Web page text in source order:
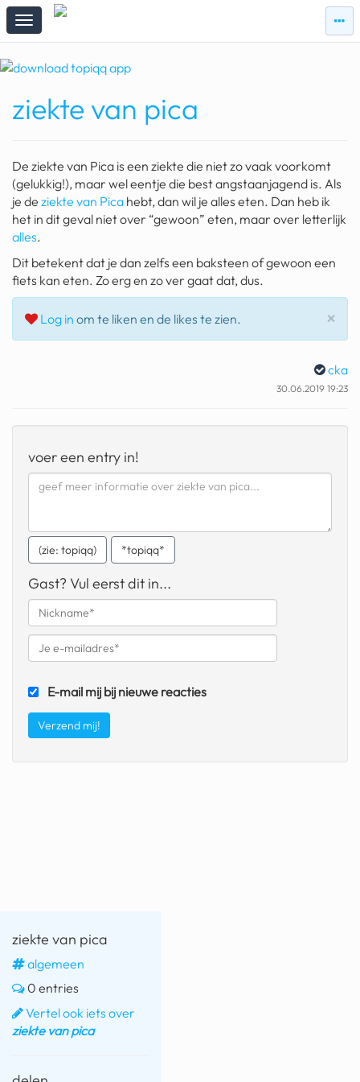
zie
topiqqs
zie
#vandaag
Topiqqs Reacties
ark van noach
pokemon kaarten
fomo
21.4 procent btw
deepseek
groenland
dubai chocolade
chinese automerken
boring phone
bakelse princess taart
dunkin donuts
dpd
chevrolet mohawk
ziekte van pica
De ziekte van Pica is een ziekte die niet zo vaak voorkomt
(gelukkig!), maar wel eentje die best angstaanjagend is. Als
je de ziekte van Pica hebt, dan wil je alles eten. Dan heb ik
het in dit geval niet over “gewoon” eten, maar over letterlijk
alles.
Dit betekent dat je dan zelfs een baksteen of gewoon een
fiets kan eten. Zo erg en zo ver gaat dat, dus.
×
Log in om te liken en de likes te zien.
cka
30.06.2019 19:23
voer een entry in!
(zie: topiqq) *topiqq*
Gast? Vul eerst dit in...
E-mail mij bij nieuwe reacties
ziekte van pica
algemeen
0 entries
Vertel ook iets over
ziekte van pica